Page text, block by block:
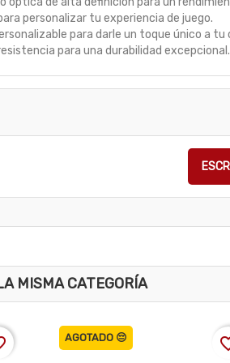
personalizar tu experiencia de juego.
para darle un toque único a tu
para una durabilidad excepcional.
MISMA CATEGORÍA
AGOTADO 😔